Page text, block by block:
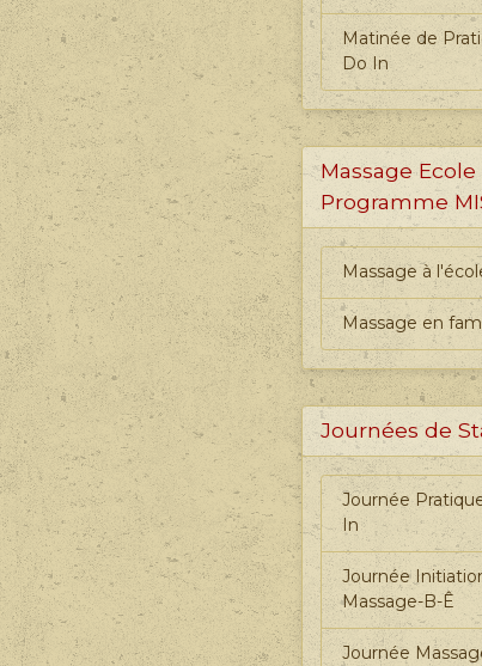
Matinée de
Do In
Massage Ecole
Programme
Massage à
Massage en
Journées de
Journée
In
Journée
Massage-B-Ê
Journée